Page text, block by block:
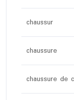
chaussur
chaussure
chaussure de